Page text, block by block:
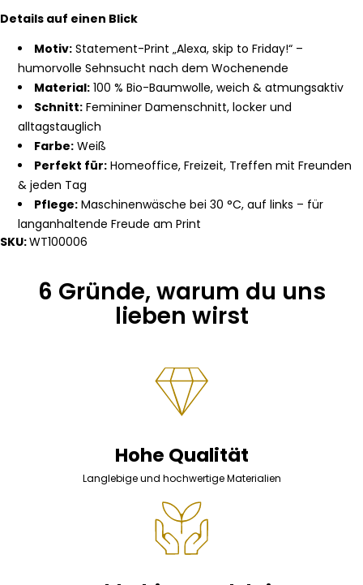
Details auf einen Blick
Motiv: Statement-Print „Alexa, skip to Friday!“ –
humorvolle Sehnsucht nach dem Wochenende
Material: 100 % Bio-Baumwolle, weich & atmungsaktiv
Schnitt: Femininer Damenschnitt, locker und
alltagstauglich
Farbe: Weiß
Perfekt für: Homeoffice, Freizeit, Treffen mit Freunden
& jeden Tag
Pflege: Maschinenwäsche bei 30 °C, auf links – für
langanhaltende Freude am Print
SKU:WT100006
6 Gründe, warum du uns
lieben wirst
Hohe Qualität
Langlebige und hochwertige Materialien